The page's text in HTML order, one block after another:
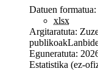
Datuen formatua:
xlsx
Argitaratuta:
publikoak
Eguneratuta:
Estatistika (ez-